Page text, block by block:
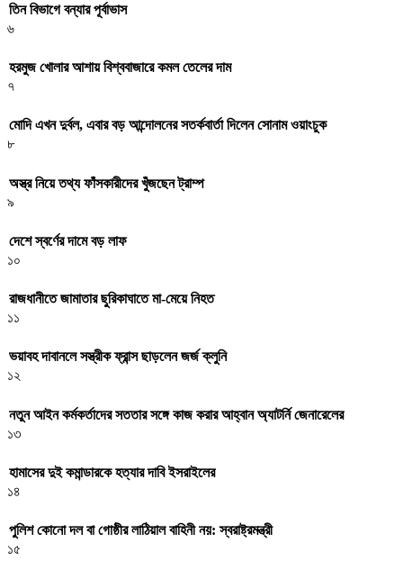
তিন বিভাগে বন্যার পূর্বাভাস
৬
হরমুজ খোলার আশায় বিশ্ববাজারে কমল তেলের দাম
৭
মোদি এখন দুর্বল, এবার বড় আন্দোলনের সতর্কবার্তা দিলেন সোনাম ওয়াংচুক
৮
অস্ত্র নিয়ে তথ্য ফাঁসকারীদের খুঁজছেন ট্রাম্প
৯
দেশে স্বর্ণের দামে বড় লাফ
১০
রাজধানীতে জামাতার ছুরিকাঘাতে মা-মেয়ে নিহত
১১
ভয়াবহ দাবানলে সস্ত্রীক ফ্রান্স ছাড়লেন জর্জ ক্লুনি
১২
নতুন আইন কর্মকর্তাদের সততার সঙ্গে কাজ করার আহ্বান অ্যাটর্নি জেনারেলের
১৩
হামাসের দুই কমান্ডারকে হত্যার দাবি ইসরাইলের
১৪
পুলিশ কোনো দল বা গোষ্ঠীর লাঠিয়াল বাহিনী নয়: স্বরাষ্ট্রমন্ত্রী
১৫